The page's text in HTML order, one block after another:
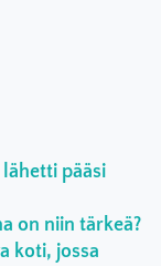
pääsi
on niin tärkeä?
koti, jossa